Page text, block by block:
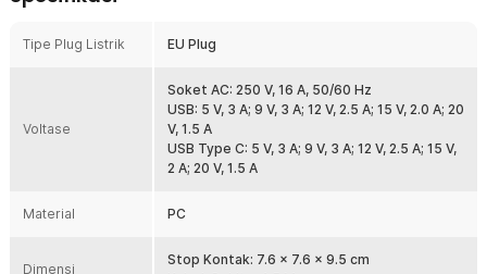
printer, televisi, hingga charger smartphone tanpa memerlukan
terminal tambahan. Konfigurasi ini membuat meja kerja lebih rapi
Fast Charging PD 33 W dengan Teknologi GaN
Dua port USB Type C mendukung Power Delivery (PD) dan PPS
dengan output hingga 33 W untuk pengisian daya yang lebih cepat
pada perangkat kompatibel. Teknologi GaN (Gallium Nitride)
panas saat digunakan. Sangat cocok untuk smartphone, tablet,
Daya Besar hingga 4000 W
Tipe Plug Listrik EU Plug
Voltase
Soket AC: 250 V, 16 A, 50/60 Hz
USB: 5 V, 3 A; 9 V, 3 A; 12 V, 2.5 A; 15 V, 2.0 A; 20
V, 1.5 A
USB Type C: 5 V, 3 A; 9 V, 3 A; 12 V, 2.5 A; 15 V,
2 A; 20 V, 1.5 A
Material PC
Dimensi
Stop Kontak: 7.6 x 7.6 x 9.5 cm